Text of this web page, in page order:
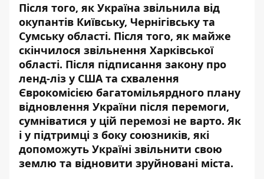
Після того, як Україна звільнила від
окупантів Київську, Чернігівську та
Сумську області. Після того, як майже
скінчилося звільнення Харківської
області. Після підписання закону про
ленд-ліз у СШАта схвалення
Єврокомісією багатомільярдного плану
відновлення України після перемоги,
сумніватися у цій перемозі не варто. Як
і у підтримці з боку союзників, які
допоможуть Україні звільнити свою
землю та відновити зруйновані міста.